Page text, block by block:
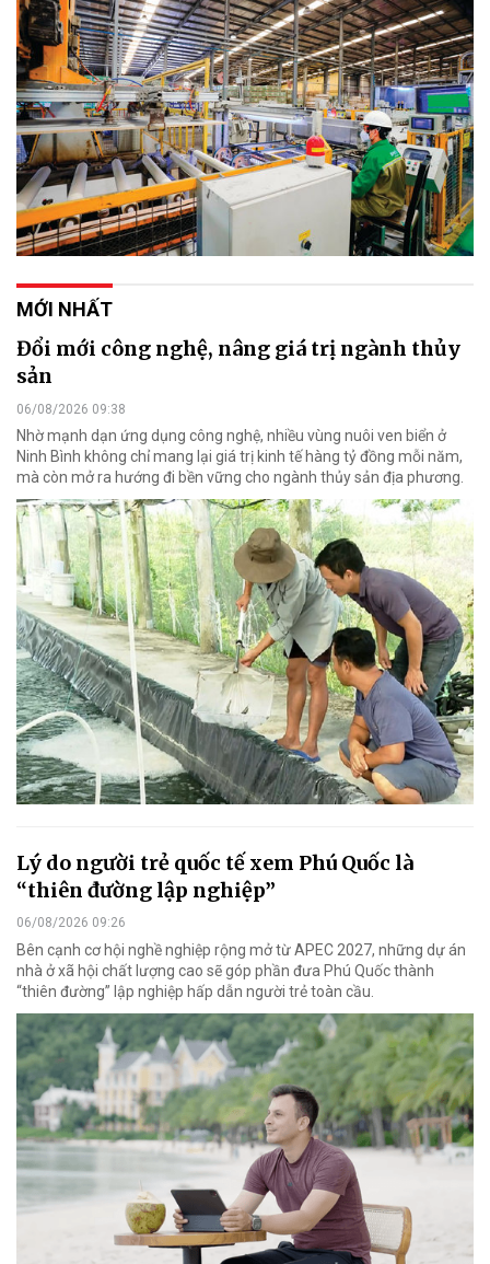
MỚI NHẤT
Đổi mới công nghệ, nâng giá trị ngành thủy
sản
06/08/2026 09:38
Nhờ mạnh dạn ứng dụng công nghệ, nhiều vùng nuôi ven biển ở
Ninh Bình không chỉ mang lại giá trị kinh tế hàng tỷ đồng mỗi năm,
mà còn mở ra hướng đi bền vững cho ngành thủy sản địa phương.
Lý do người trẻ quốc tế xem Phú Quốc là
“thiên đường lập nghiệp”
06/08/2026 09:26
Bên cạnh cơ hội nghề nghiệp rộng mở từ APEC 2027, những dự án
nhà ở xã hội chất lượng cao sẽ góp phần đưa Phú Quốc thành
“thiên đường” lập nghiệp hấp dẫn người trẻ toàn cầu.